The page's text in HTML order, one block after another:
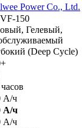
Power Co., Ltd.
150
Гелевый,
(Deep Cycle)
А/ч
А/ч
А/ч